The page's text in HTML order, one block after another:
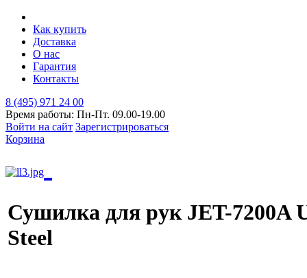
Как купить
Доставка
О нас
Гарантия
Контакты
8 (495) 971 24 00
Время работы: Пн-Пт. 09.00-19.00
Войти на сайт Зарегистрироваться
Корзина
Сушилка для рук JET-7200A
Steel